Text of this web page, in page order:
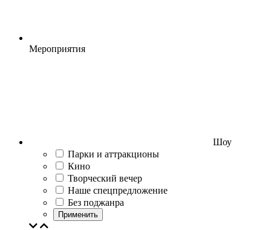
Мероприятия
Шоу
Парки и аттракционы
Кино
Творческий вечер
Наше спецпредложение
Без поджанра
Применить